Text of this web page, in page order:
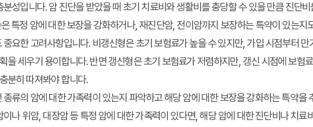
성입니다. 암 진단을 받았을 때 초기 치료비와 생활비를 충당할 수 있을 만큼 진단
특정 암에 대한 보장을 강화하거나, 재진단암, 전이암까지 보장하는 특약이 있는지
요한 고려사항입니다. 비갱신형은 초기 보험료가 높을 수 있지만, 가입 시점부터
을 세우기 용이합니다. 반면 갱신형은 초기 보험료가 저렴하지만, 갱신 시점에 보험
분히 따져봐야 합니다.
종류의 암에 대한 가족력이 있는지 파악하고 해당 암에 대한 보장을 강화하는 특약을
나 위암, 대장암 등 특정 암에 대한 가족력이 있다면, 해당 암에 대한 진단비나 치료